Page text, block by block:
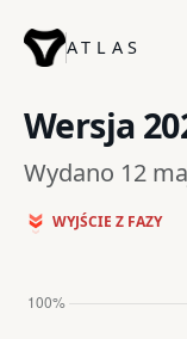
ATLAS
Wersja
Wydano 12
WYJŚCIE Z FAZY